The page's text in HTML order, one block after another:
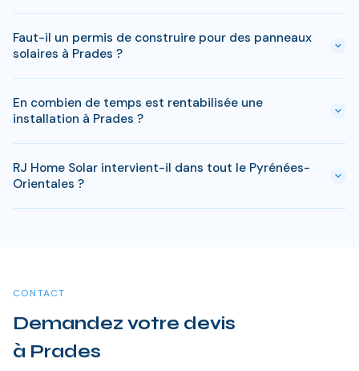
à 9 kWc). Après les aides disponibles en Pyrénées-Orientales
(MaPrimeRénov', prime autoconsommation, TVA réduite), le
reste à charge peut descendre sous 4 000 € pour une
installation standard de 3 kWc.
Faut-il un permis de construire pour des panneaux
solaires à Prades ?
à Prades. Si votre bien est classé ou en zone protégée en
Pyrénées-Orientales, des règles spécifiques peuvent
s'appliquer. RJ Home Solar gère toutes ces démarches sans
surcoût.
En combien de temps est rentabilisée une
installation à Prades ?
investissement est atteint en 7-9 ans pour une installation
standard. L'electricite produite est ensuite quasi gratuite
pendant 15 a 20 ans, soit des economies cumulees de 20
RJ Home Solar intervient-il dans tout le Pyrénées-
Orientales ?
CONTACT
Demandez votre devis
à Prades